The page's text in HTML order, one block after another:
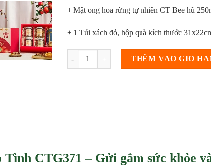
+ Mật ong hoa rừng tự nhiên CT Bee hũ
+ 1 Túi xách đỏ, hộp quà kích thước
[] Set quà tặng Tết 2026 Trao Tình CTG371,
THÊM VÀO GIỎ
Tình CTG371 – Gửi gắm sức khỏe